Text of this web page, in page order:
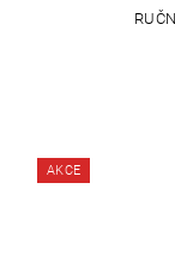
AKCE